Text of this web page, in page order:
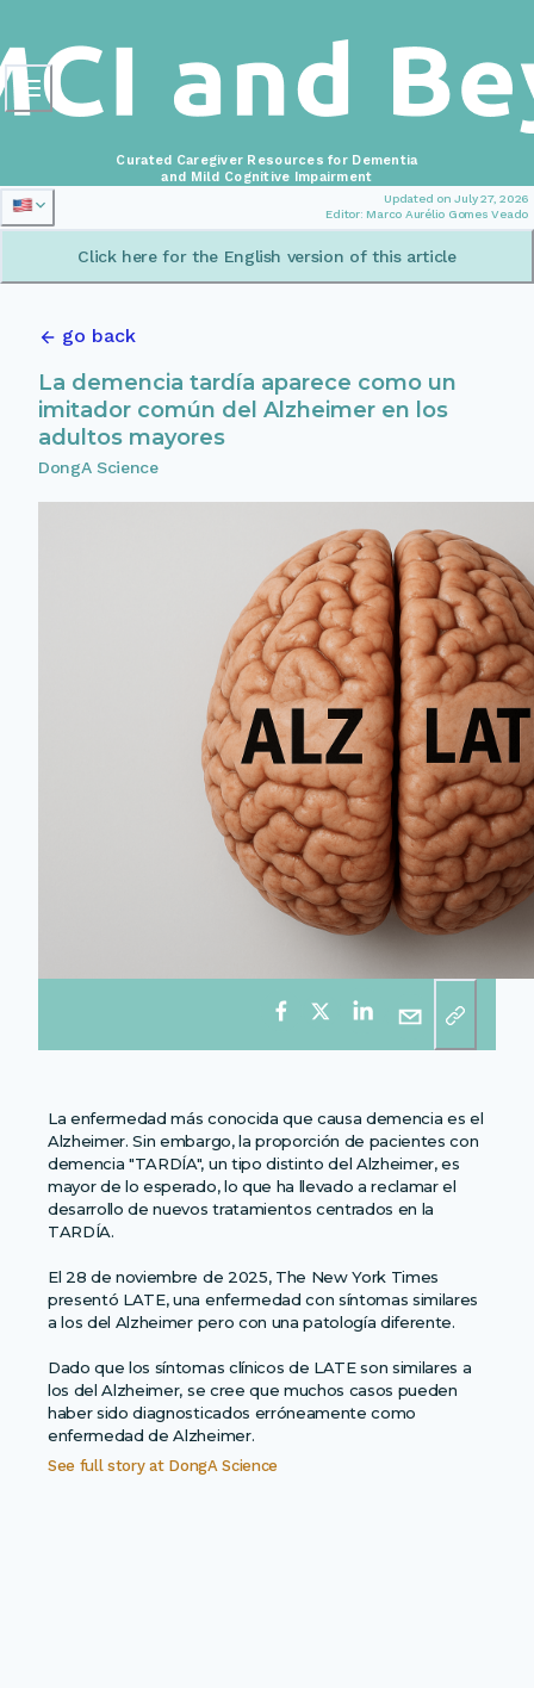
Updated on July 27, 2026
Editor: Marco Aurélio Gomes Veado
Curated Caregiver Resources for Dementia
and Mild Cognitive Impairment
Click here for the English version of this article
go back
La demencia tardía aparece como un
imitador común del Alzheimer en los
adultos mayores
DongA Science
La enfermedad más conocida que causa demencia es el
Alzheimer. Sin embargo, la proporción de pacientes con
demencia "TARDÍA", un tipo distinto del Alzheimer, es
mayor de lo esperado, lo que ha llevado a reclamar el
desarrollo de nuevos tratamientos centrados en la
TARDÍA.
El 28 de noviembre de 2025, The New York Times
presentó LATE, una enfermedad con síntomas similares
a los del Alzheimer pero con una patología diferente.
Dado que los síntomas clínicos de LATE son similares a
los del Alzheimer, se cree que muchos casos pueden
haber sido diagnosticados erróneamente como
enfermedad de Alzheimer.
See full story atDongA Science